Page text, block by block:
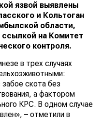
язвой выявлены
и Кольтоган
области,
ссылкой на Комитет
контроля.
в трех случаях
скота без
а фактором
КРС. В одном случае
– отметили в